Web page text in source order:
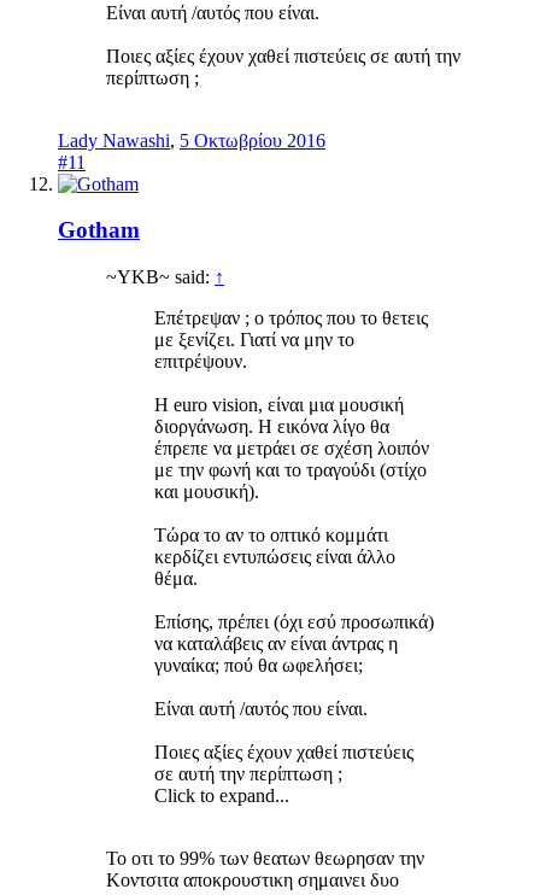
Είναι αυτή /αυτός που είναι.
Ποιες αξίες έχουν χαθεί πιστεύεις σε αυτή την
περίπτωση ;
Lady Nawashi, 5 Οκτωβρίου 2016
#11
Gotham
~ΥΚΒ~ said: ↑
Επέτρεψαν ; ο τρόπος που το θετεις
με ξενίζει. Γιατί να μην το
επιτρέψουν.
Η euro vision, είναι μια μουσική
διοργάνωση. Η εικόνα λίγο θα
έπρεπε να μετράει σε σχέση λοιπόν
με την φωνή και το τραγούδι (στίχο
και μουσική).
Τώρα το αν το οπτικό κομμάτι
κερδίζει εντυπώσεις είναι άλλο
θέμα.
Επίσης, πρέπει (όχι εσύ προσωπικά)
να καταλάβεις αν είναι άντρας η
γυναίκα; πού θα ωφελήσει;
Είναι αυτή /αυτός που είναι.
Ποιες αξίες έχουν χαθεί πιστεύεις
σε αυτή την περίπτωση ;
Click to expand...
Το οτι το 99% των θεατων θεωρησαν την
Κοντσιτα αποκρουστικη σημαινει δυο